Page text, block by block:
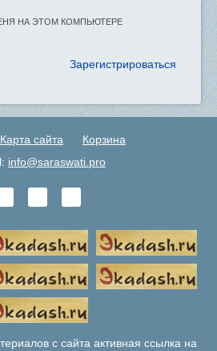
НА ЭТОМ КОМПЬЮТЕРЕ
Зарегистрироваться
Карта сайта
Корзина
info@saraswati.pro
с сайта активная ссылка на